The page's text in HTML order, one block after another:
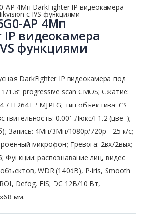
AP 4Мп
видеокамера
функциями
DarkFighter IP видеокамера под
1.8" progressive scan CMOS; Сжатие:
/ H.264+ / MJPEG; тип объектива: CS
0.001 Люкс/F1.2 (цвет);
Запись: 4Мп/3Мп/1080р/720p - 25 к/с;
микрофон; Тревога: 2вх/2вых;
Функции: распознавание лиц, видео
WDR (140dB), P-iris, Smooth
Defog, EIS; DC 12В/10 Вт,
мм.